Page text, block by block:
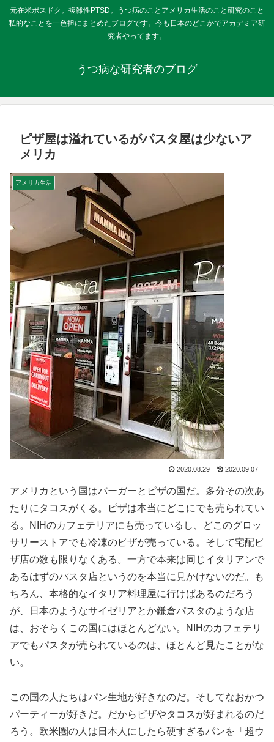
元在米ポスドク。複雑性PTSD。うつ病のことアメリカ生活のこと研究のこと
私的なことを一色担にまとめたブログです。今も日本のどこかでアカデミア研
究者やってます。
うつ病な研究者のブログ
ピザ屋は溢れているがパスタ屋は少ないア
メリカ
アメリカ生活
2020.08.29 2020.09.07
アメリカという国はバーガーとピザの国だ。多分その次あ
たりにタコスがくる。ピザは本当にどこにでも売られてい
る。NIHのカフェテリアにも売っているし、どこのグロッ
サリーストアでも冷凍のピザが売っている。そして宅配ピ
ザ店の数も限りなくある。一方で本来は同じイタリアンで
あるはずのパスタ店というのを本当に見かけないのだ。も
ちろん、本格的なイタリア料理屋に行けばあるのだろう
が、日本のようなサイゼリアとか鎌倉パスタのような店
は、おそらくこの国にはほとんどない。NIHのカフェテリ
アでもパスタが売られているのは、ほとんど見たことがな
い。
この国の人たちはパン生地が好きなのだ。そしてなおかつ
パーティーが好きだ。だからピザやタコスが好まれるのだ
ろう。欧米圏の人は日本人にしたら硬すぎるパンを「超ウ